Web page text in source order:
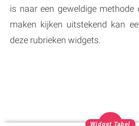
is naar een geweldige methode
maken kijken uitstekend kan
deze rubrieken widgets.
Widget Tabel